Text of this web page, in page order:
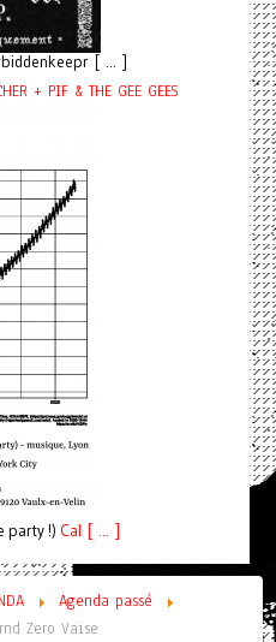
[ ... ]
+ PIF & THE GEE GEES
party !) Cal [ ... ]
Agenda passé
Zero Vaise